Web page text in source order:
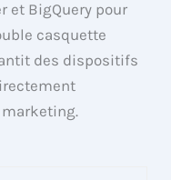
et BigQuery pour
casquette
des dispositifs